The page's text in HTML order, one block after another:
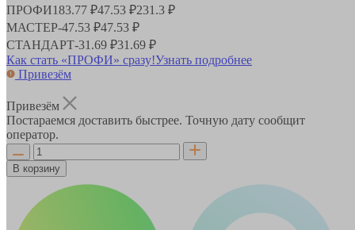
ПРОФИ183.77 ₽47.53 ₽231.3 ₽
МАСТЕР-47.53 ₽47.53 ₽
СТАНДАРТ-31.69 ₽31.69 ₽
Как стать «ПРОФИ» сразу!Узнать подробнее
Привезём
Привезём
Постараемся доставить быстрее. Точную дату сообщит
оператор.
В корзину